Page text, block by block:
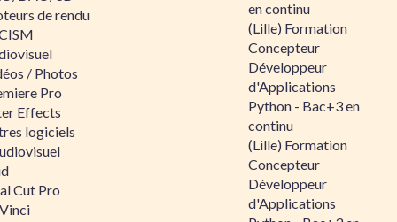
de rendu
/ Photos
Pro
Effects
logiciels
Cut Pro
en continu
(Lille) Formation
Concepteur
Développeur
d'Applications
Python - Bac+3 en
continu
(Lille) Formation
Concepteur
Développeur
d'Applications